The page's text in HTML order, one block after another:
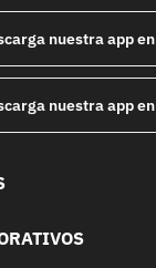
nuestra app en
nuestra app en